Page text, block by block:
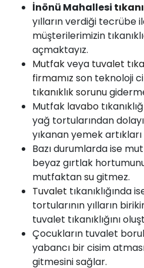
İnönü Mahallesi
yılların verdiği tecrübe
müşterilerimizin
açmaktayız.
Mutfakveya tuvalet
firmamız son teknoloji
tıkanıklık sorunu
Mutfak lavabo
yağ tortularından
yıkanan yemek
Bazı durumlarda ise
beyaz gırtlak
mutfaktansugitmez.
Tuvalet tıkanıklığında
tortularının yılların
tuvalet tıkanıklığını
Çocukların tuvalet
yabancı bir cisim
gitmesini sağlar.